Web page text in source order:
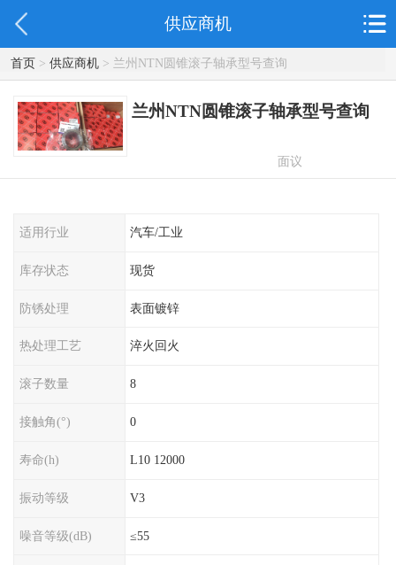
供应商机
首页> 供应商机> 兰州NTN圆锥滚子轴承型号查询
兰州NTN圆锥滚子轴承型号查询
面议
适用行业 汽车/工业
库存状态 现货
防锈处理 表面镀锌
热处理工艺 淬火回火
滚子数量 8
接触角(°) 0
寿命(h) L10 12000
振动等级 V3
噪音等级(dB) ≤55